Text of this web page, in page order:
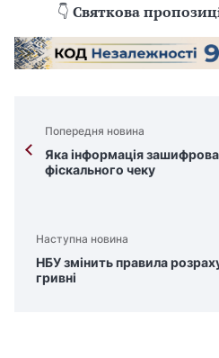
👇 Святкова
Попередня новина
Яка інформація
фіскального чеку
Наступна новина
НБУ змінить правила
гривні